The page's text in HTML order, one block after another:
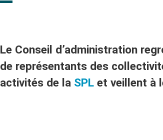
Le Conseil d’administration
de représentants des
activités de la SPL et veillent à